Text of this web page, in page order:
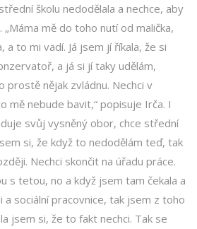
školu nedodělala a nechce, aby
mě do toho nutí od malička,
to mi vadí. Já jsem jí říkala, že si
a já si jí taky udělám,
prostě nějak zvládnu. Nechci v
mě nebude bavit,“ popisuje Irča. I
svůj vysněný obor, chce střední
si, že když to nedodělám teď, tak
Nechci skončit na úřadu práce.
s tetou, no a když jsem tam čekala a
a sociální pracovnice, tak jsem z toho
jsem si, že to fakt nechci. Tak se